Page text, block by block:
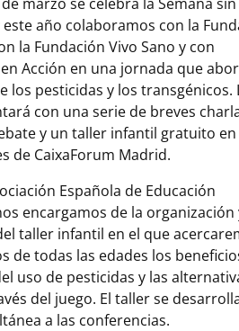
este año colaboramos con la
la Fundación Vivo Sano y con
Acción en una jornada que
los pesticidas y los transgénicos.
con una serie de breves
y un taller infantil gratuito en
de CaixaForum Madrid.
Española de Educación
encargamos de la organización
taller infantil en el que
de todas las edades los
uso de pesticidas y las
del juego. El taller se
a las conferencias.